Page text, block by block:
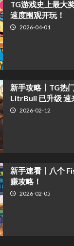
TG游戏史上最大
速度围观开玩！
2026-04-01
新手攻略丨TG热
LitrBull 已升级 速
2026-02-12
新手速看丨八个
赚攻略！
2026-02-05